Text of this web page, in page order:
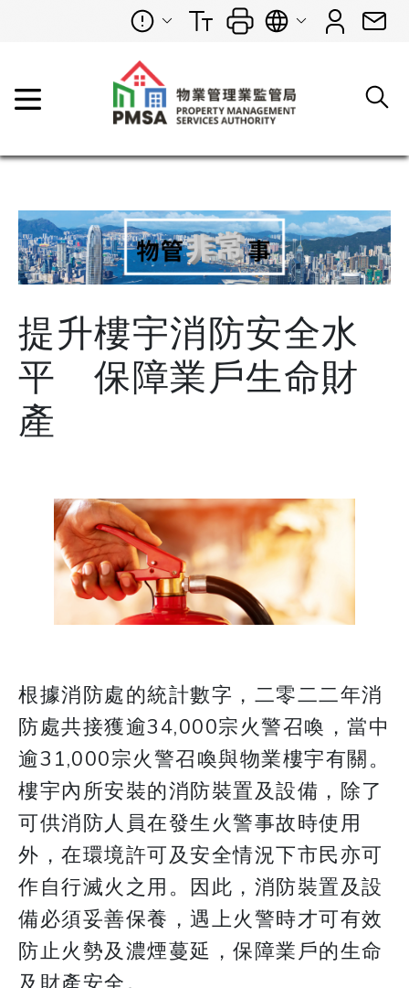
提升樓宇消防安全水
平 保障業戶生命財
產
根據消防處的統計數字，二零二二年消
防處共接獲逾34,000宗火警召喚，當中
逾31,000宗火警召喚與物業樓宇有關。
樓宇內所安裝的消防裝置及設備，除了
可供消防人員在發生火警事故時使用
外，在環境許可及安全情況下市民亦可
作自行滅火之用。因此，消防裝置及設
備必須妥善保養，遇上火警時才可有效
防止火勢及濃煙蔓延，保障業戶的生命